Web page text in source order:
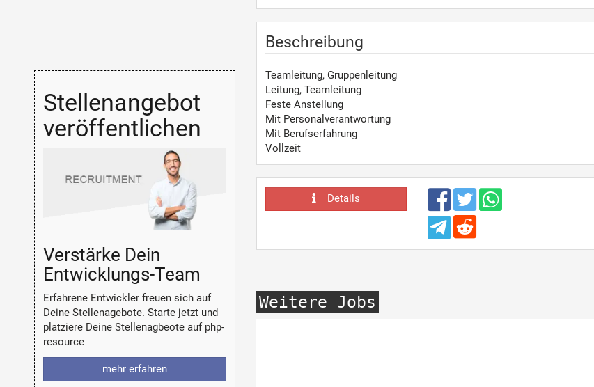
Beschreibung
Teamleitung, Gruppenleitung
Leitung, Teamleitung
Feste Anstellung
Mit Personalverantwortung
Mit Berufserfahrung
Vollzeit
Details
Weitere Jobs
Stellenangebot
veröffentlichen
Verstärke Dein
Entwicklungs-Team
Erfahrene Entwickler freuen sich auf
Deine Stellenagebote. Starte jetzt und
platziere Deine Stellenagbeote auf php-
resource
mehr erfahren